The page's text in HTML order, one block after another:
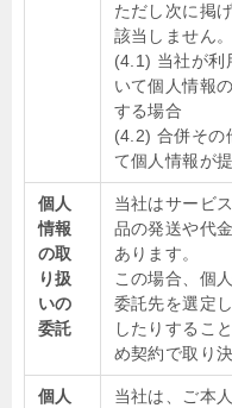
ただし次に掲
該当しません。
(4.1) 当社が利
いて個人情報
する場合
(4.2) 合併その
て個人情報が
個人
情報
の取
り扱
いの
委託
当社はサービ
品の発送や代
あります。
この場合、個
委託先を選定
したりするこ
め契約で取り
個人
当社は、ご本